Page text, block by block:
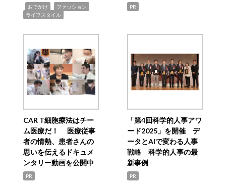
おでかけ ファッション
ライフスタイル
PR
CAR T細胞療法はチー
ム医療だ！ 医療従事
者の情熱、患者さんの
思いを伝えるドキュメ
ンタリー動画を公開中
PR
「第4回科学的人事アワ
ード2025」を開催 デ
ータとAIで変わる人事
戦略 科学的人事の最
新事例
PR